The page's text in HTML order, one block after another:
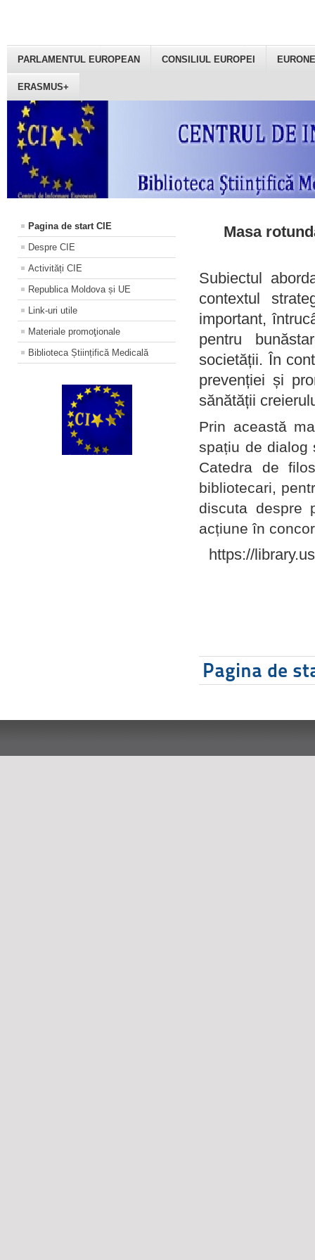
PARLAMENTUL EUROPEAN CONSILIUL EUROPEI
ERASMUS+
Pagina de start CIE
Despre CIE
Activități CIE
Republica Moldova și UE
Link-uri utile
Materiale promoţionale
Biblioteca Științifică Medicală
Masa
Subiectul
contextul
important,
pentru
societății. În
prevenției și
sănătății
Prin această
spațiu de dialog
Catedra de
bibliotecari,
discuta despre
acțiune în
https://
Pagina de